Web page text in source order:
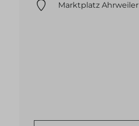
Marktplatz Ahrweiler